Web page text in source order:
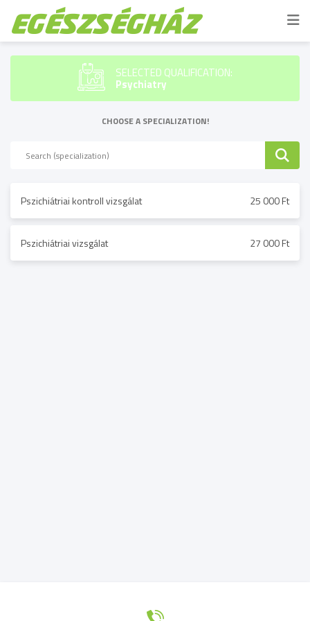
SELECTED QUALIFICATION:
Psychiatry
CHOOSE A SPECIALIZATION!
Pszichiátriai kontroll vizsgálat 25 000 Ft
Pszichiátriai vizsgálat 27 000 Ft